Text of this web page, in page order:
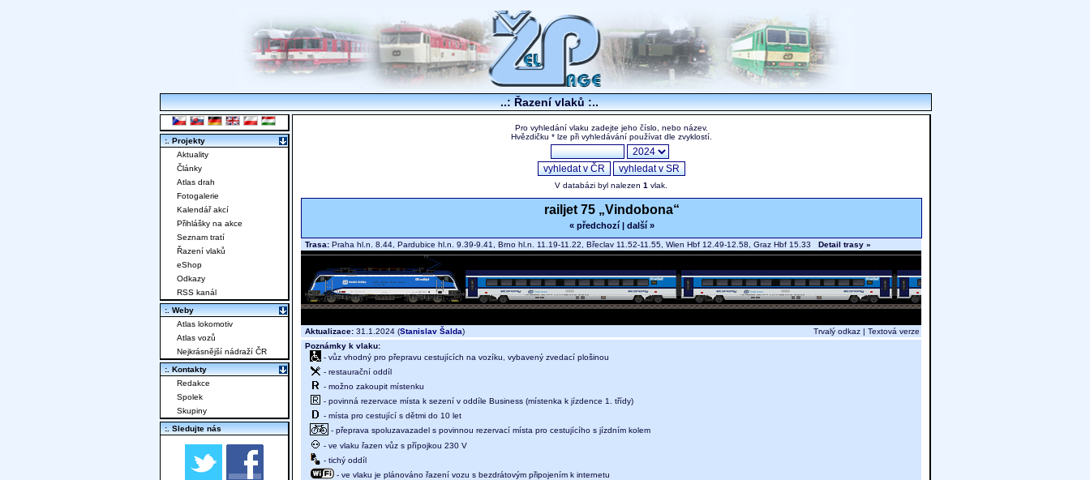
..: Řazení vlaků :..
Pro vyhledání vlaku zadejte jeho číslo, nebo název.
Hvězdičku * lze při vyhledávání používat dle zvyklostí.
V databázi byl nalezen 1 vlak.
railjet 75 „Vindobona“
« předchozí| další »
Trasa: Praha hl.n. 8.44, Pardubice hl.n. 9.39-9.41, Brno hl.n. 11.19-11.22, Břeclav 11.52-11.55, Wien Hbf 12.49-12.58, Graz Hbf 15.33 Detail trasy »
Aktualizace: 31.1.2024 (Stanislav Šalda) Trvalý odkaz | Textová verze
Poznámky k vlaku:
- vůz vhodný pro přepravu cestujících na vozíku, vybavený zvedací plošinou
- restaurační oddíl
- možno zakoupit místenku
- povinná rezervace místa k sezení v oddíle Business (místenka k jízdence 1. třídy)
- místa pro cestující s dětmi do 10 let
- přeprava spoluzavazadel s povinnou rezervací místa pro cestujícího s jízdním kolem
- ve vlaku řazen vůz s přípojkou 230 V
- tichý oddíl
- ve vlaku je plánováno řazení vozu s bezdrátovým připojením k internetu
:. Projekty
Aktuality
Články
Atlas drah
Fotogalerie
Kalendář akcí
Přihlášky na akce
Seznam tratí
Řazení vlaků
eShop
Odkazy
RSS kanál
:. Weby
Atlas lokomotiv
Atlas vozů
Nejkrásnější nádraží ČR
:. Kontakty
Redakce
Spolek
Skupiny
:. Sledujte nás